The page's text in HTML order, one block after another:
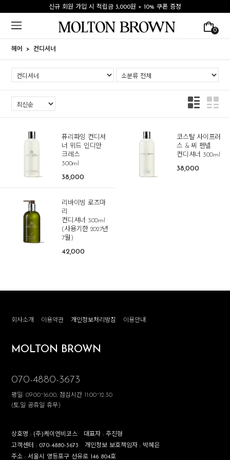
신규 회원 가입 시 적립금 3,000원 + 10% 쿠폰 증정
0
헤어 컨디셔너
퓨리파잉 컨디셔
너 위드 인디안
크레스
300ml
38,000
코스탈 사이프러
스 & 씨 펜넬
컨디셔너 300ml
38,000
리바이빙 로즈마
리
컨디셔너 300ml
(사용기한 2027년
7월)
42,000
회사소개 이용약관 개인정보처리방침 이용안내
MOLTON BROWN
070-4880-3673
평일: 09:00~16:00, 점심시간 11:00~12:30
(토,일 공휴일 휴무)
상호명 :(주)케이엔비코스 대표자 :주진형
고객센터 : 070-4880-3673 개인정보 보호책임자 : 박혜은
주소 :서울시 영등포구 선유로 146 804호